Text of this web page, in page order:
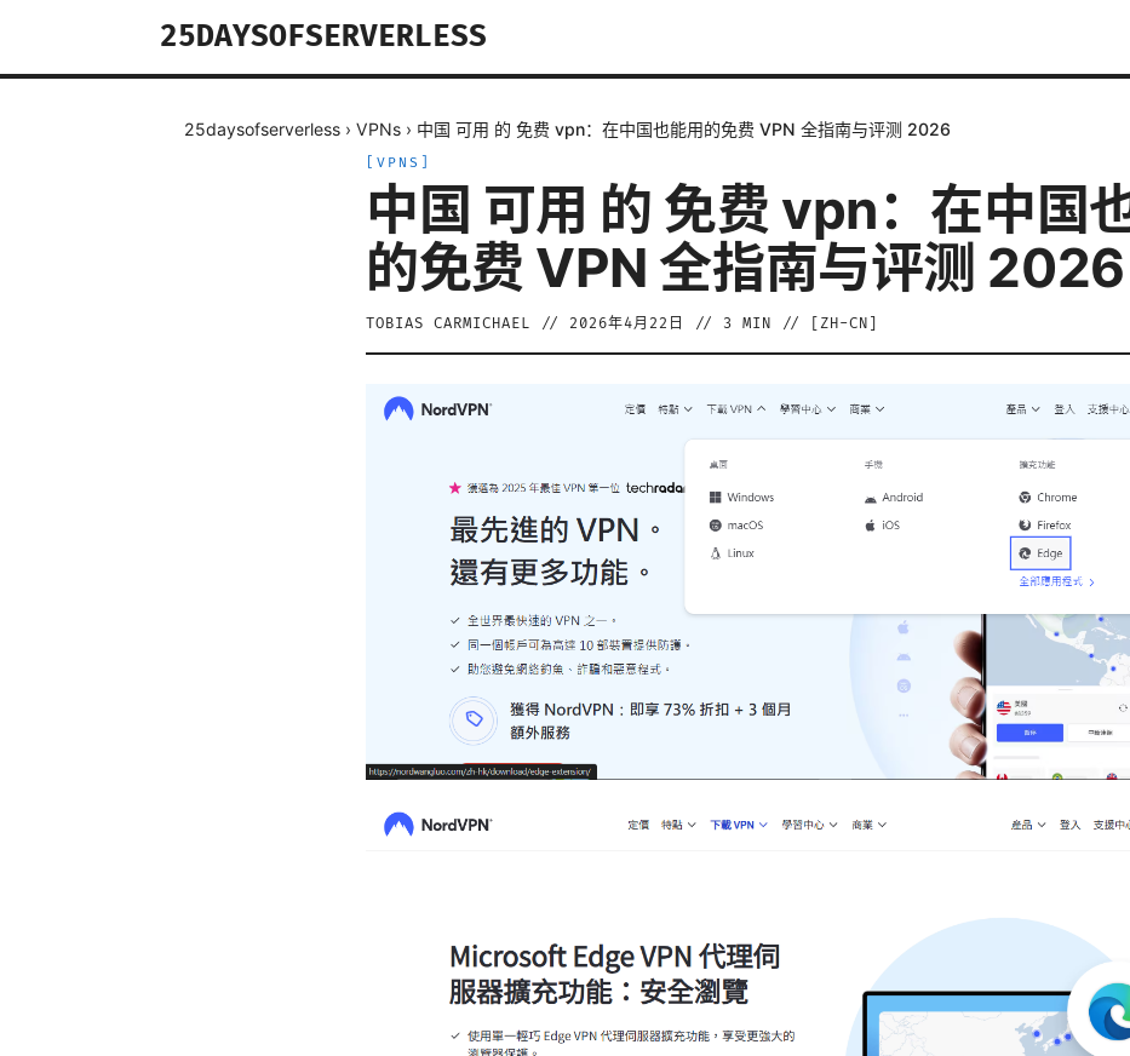
25DAYSOFSERVERLESS
25daysofserverless › VPNs › 中国 可用 的 免费 vpn：在中国也能用的免费 VPN 全指南与评测 2026
VPNS
中国 可用 的 免费 vpn：在中国
的免费 VPN 全指南与评测 2026
TOBIAS CARMICHAEL // 2026年4月22日 // 3 MIN // [ ZH-CN